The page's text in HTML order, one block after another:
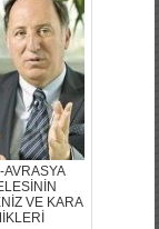
AVRASYA
VE KARA